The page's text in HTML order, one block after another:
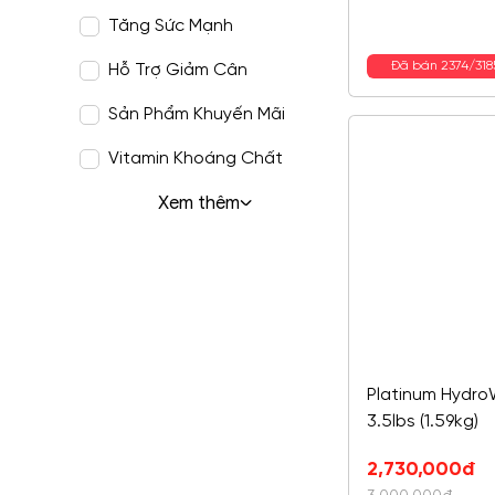
Tăng Sức Mạnh
Hỗ Trợ Giảm Cân
Sản Phẩm Khuyến Mãi
Vitamin Khoáng Chất
Xem thêm
Đã bán 2374/
Platinum
3.5lbs (1.59kg)
Giá
2,730,000đ
Giá